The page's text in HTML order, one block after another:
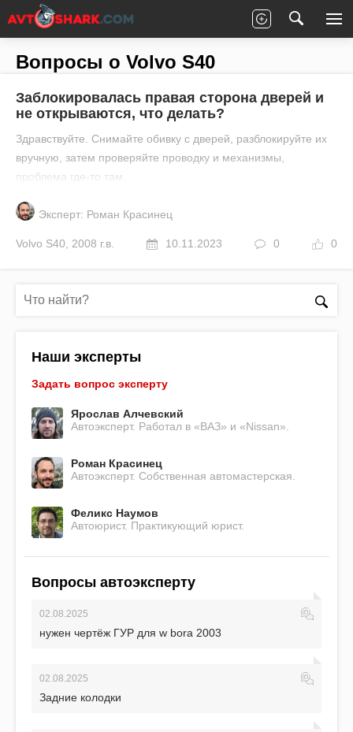
Главная Все вопросы S40
Вопросы о Volvo S40
Заблокировалась правая сторона дверей и
не открываются, что делать?
Здравствуйте. Снимайте обивку с дверей, разблокируйте их
вручную, затем проверяйте проводку и механизмы,
проблема где-то там.
Эксперт: Роман Красинец
Volvo S40 2008 г.в. 10.11.2023 0 0
Наши эксперты
Задать вопрос эксперту
Ярослав Алчевский
Автоэксперт. Работал в «ВАЗ» и «Nissan».
Роман Красинец
Автоэксперт. Собственная автомастерская.
Феликс Наумов
Автоюрист. Практикующий юрист.
Вопросы автоэксперту
02.08.2025
нужен чертёж ГУР для w bora 2003
02.08.2025
Задние колодки